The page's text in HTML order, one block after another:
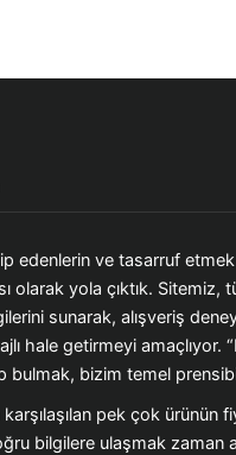
edenlerin ve tasarruf
olarak yola çıktık. Sitemiz,
sunarak, alışveriş
hale getirmeyi amaçlıyor.
bulmak, bizim temel
pek çok ürünün
bilgilere ulaşmak zaman